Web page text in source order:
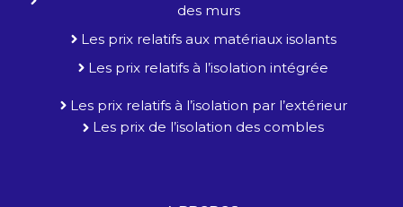
des murs
Les prix relatifs aux matériaux isolants
Les prix relatifs à l’isolation intégrée
Les prix relatifs à l’isolation par l’extérieur
Les prix de l’isolation des combles